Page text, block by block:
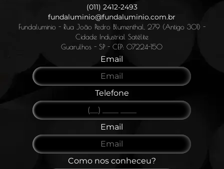
(011) 2412-2493
fundaluminio@fundaluminio.com.br
Fundaluminio - Rua João Pedro Blumenthal, 279 (Antigo 301) -
Cidade Industrial Satélite
Guarulhos - SP - CEP: 07224-150
Email
Telefone
Email
Como nos conheceu?